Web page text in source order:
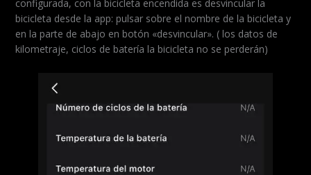
configurada, con la bicicleta encendida es desvincular la
bicicleta desde la app: pulsar sobre el nombre de la bicicleta y
en la parte de abajo en botón «desvincular». ( los datos de
kilometraje, ciclos de batería la bicicleta no se perderán)